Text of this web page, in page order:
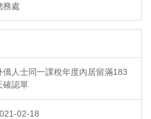
務處
僑人士同一課稅年度內居留滿183
確認單
02-18